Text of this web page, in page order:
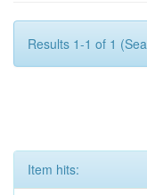
Results 1-1 of 1
Item hits: